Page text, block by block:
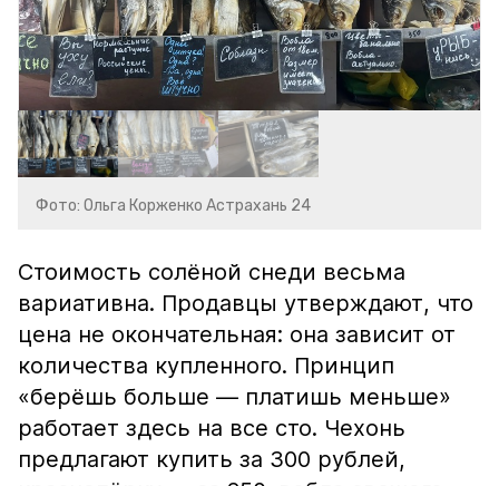
Фото: Ольга Корженко Астрахань 24
Стоимость солёной снеди весьма
вариативна. Продавцы утверждают, что
цена не окончательная: она зависит от
количества купленного. Принцип
«берёшь больше — платишь меньше»
работает здесь на все сто. Чехонь
предлагают купить за 300 рублей,